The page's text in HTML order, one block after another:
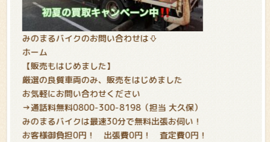
みのまるバイクのお問い合わせは⇩
ホーム
【販売もはじめました】
厳選の良質車両のみ、販売をはじめました
お気軽にお問い合わせください
→通話料無料0800-300-8198（担当 大久保）
みのまるバイクは最速30分で無料出張お伺い！
お客様御負担0円！ 出張費0円！ 査定費0円！